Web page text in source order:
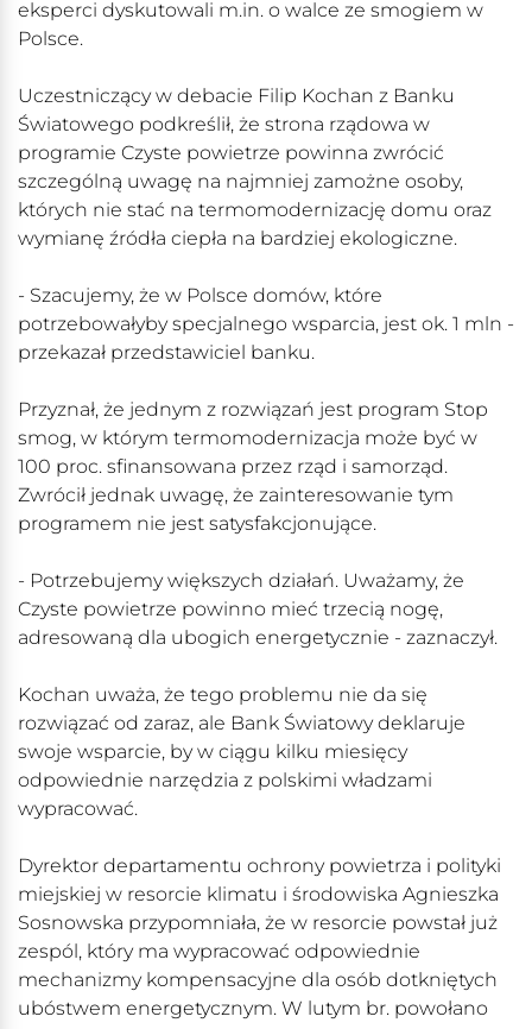
eksperci dyskutowali m.in. o walce ze smogiem w
Polsce.
Uczestniczący w debacie Filip Kochan z Banku
Światowego podkreślił, że strona rządowa w
programie Czyste powietrze powinna zwrócić
szczególną uwagę na najmniej zamożne osoby,
których nie stać na termomodernizację domu oraz
wymianę źródła ciepła na bardziej ekologiczne.
- Szacujemy, że w Polsce domów, które
potrzebowałyby specjalnego wsparcia, jest ok. 1 mln -
przekazał przedstawiciel banku.
Przyznał, że jednym z rozwiązań jest program Stop
smog, w którym termomodernizacja może być w
100 proc. sfinansowana przez rząd i samorząd.
Zwrócił jednak uwagę, że zainteresowanie tym
programem nie jest satysfakcjonujące.
- Potrzebujemy większych działań. Uważamy, że
Czyste powietrze powinno mieć trzecią nogę,
adresowaną dla ubogich energetycznie - zaznaczył.
Kochan uważa, że tego problemu nie da się
rozwiązać od zaraz, ale Bank Światowy deklaruje
swoje wsparcie, by w ciągu kilku miesięcy
odpowiednie narzędzia z polskimi władzami
wypracować.
Dyrektor departamentu ochrony powietrza i polityki
miejskiej w resorcie klimatu i środowiska Agnieszka
Sosnowska przypomniała, że w resorcie powstał już
zespól, który ma wypracować odpowiednie
mechanizmy kompensacyjne dla osób dotkniętych
ubóstwem energetycznym. W lutym br. powołano